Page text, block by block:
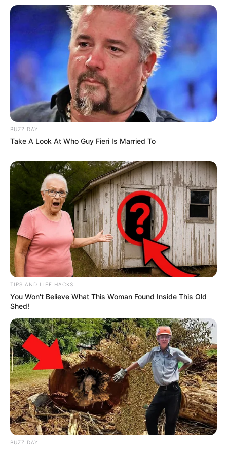
BUZZ DAY
Take A Look At Who Guy Fieri Is Married To
TIPS AND LIFE HACKS
You Won't Believe What This Woman Found Inside This Old
Shed!
BUZZ DAY